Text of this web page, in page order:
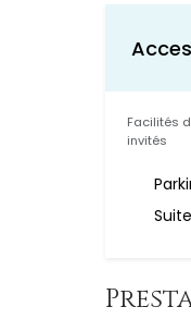
Facilités
invités